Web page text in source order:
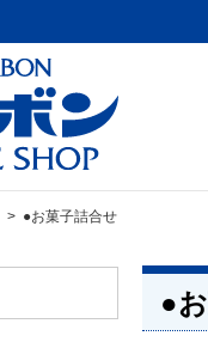
> ●お菓子詰合せ
●